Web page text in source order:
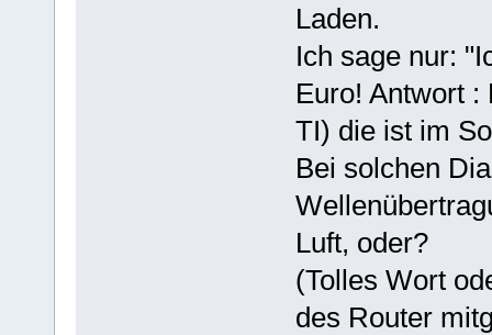
Laden.
Ich sage nur:
Euro! Antwort
TI) die ist im
Bei solchen
Luft, oder?
(Tolles Wort
des Router